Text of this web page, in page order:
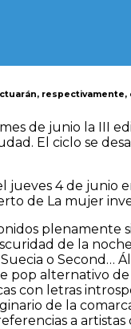
de junio la III
El ciclo se
jueves 4 de junio
de La mujer
plenamente
de la
Suecia o
pop alternativo
con letras
de la
a